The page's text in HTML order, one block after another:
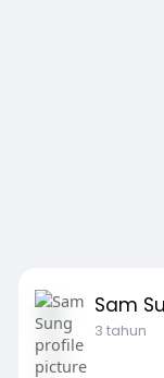
Sam
3 tahun